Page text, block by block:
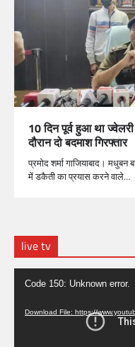
10 दिन पूर्व हुआ था
दौरान दो बदमाश गिरफ्तार
प्रमोद शर्मा गाजियाबाद। मधुबन
में डकैती का प्रयास करने वाले…
live tv
Video
Code 150: Unknown error.
Download File: https://